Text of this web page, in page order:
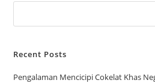
Recent Posts
Pengalaman Mencicipi Cokelat Khas